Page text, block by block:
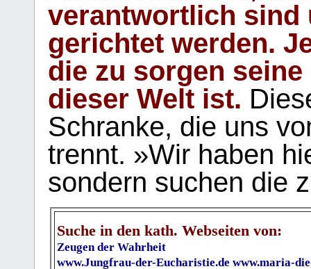
verantwortlich sind
gerichtet werden.
die zu sorgen
dieser Welt ist.
Schranke, die uns
trennt. »Wir haben
sondern suchen die
Suche in den kath. Webseiten von:
Zeugen der Wahrheit
www.Jungfrau-der-Eucharistie.de www.maria-